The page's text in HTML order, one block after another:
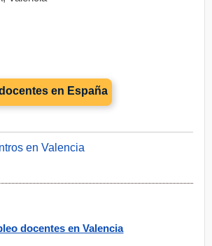
en España
en Valencia
docentes en Valencia